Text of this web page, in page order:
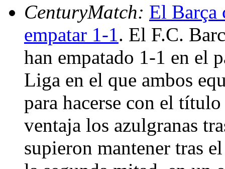
CenturyMatch: El Barça
empatar 1-1 . El F.C.
han empatado 1-1 en el
Liga en el que ambos
para hacerse con el
ventaja los azulgranas
supieron mantener tras